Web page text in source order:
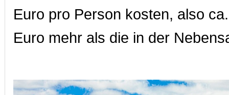
Euro pro Person kosten, also
Euro mehr als die in der